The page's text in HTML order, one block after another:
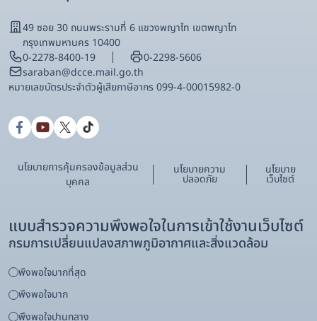
49 ซอย 30 ถนนพระรามที่ 6 แขวงพญาไท เขตพญาไท
กรุงเทพมหานคร 10400
0-2278-8400-19
0-2298-5606
saraban@dcce.mail.go.th
หมายเลขบัตรประจําตัวผู้เสียภาษีอากร 099-4-00015982-0
นโยบายการคุ้มครองข้อมูลส่วน
บุคคล
นโยบายความ
ปลอดภัย
นโยบาย
เว็บไซต์
แบบสำรวจความพึงพอใจในการเข้าใช้งานเว็บไซต์
กรมการเปลี่ยนแปลงสภาพภูมิอากาศและสิ่งแวดล้อม
พึงพอใจมากที่สุด
พึงพอใจมาก
พึงพอใจปานกลาง